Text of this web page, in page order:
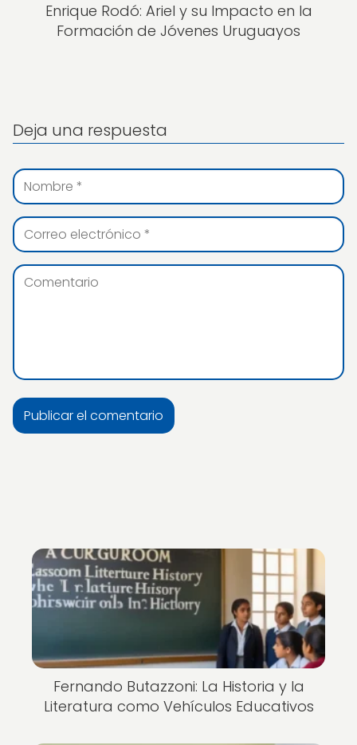
Enrique Rodó: Ariel y su Impacto en la
Formación de Jóvenes Uruguayos
Deja una respuesta
Fernando Butazzoni: La Historia y la
Literatura como Vehículos Educativos